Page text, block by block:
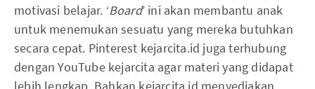
motivasi belajar. ‘Board’ ini akan membantu anak
untuk menemukan sesuatu yang mereka butuhkan
secara cepat. Pinterest kejarcita.id juga terhubung
dengan YouTube kejarcita agar materi yang didapat